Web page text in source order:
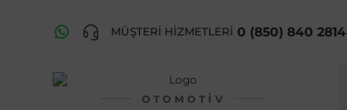
MÜŞTERİ HİZMETLERİ 0 (850) 840 2814
OTOMOTIV